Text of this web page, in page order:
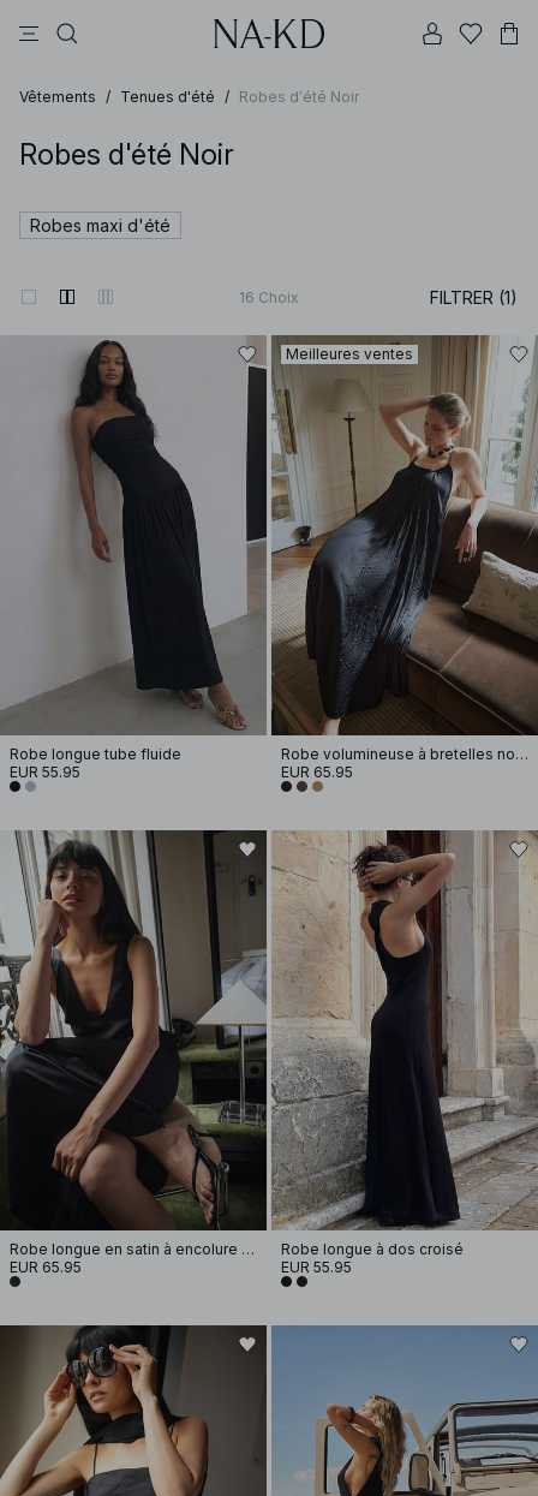
Vêtements / Tenues d'été / Robes d'été Noir
Robes d'été Noir
Robes maxi d'été
16 Choix FILTRER (1)
Robe longue tube fluide
EUR 55.95
Meilleures ventes
Robe volumineuse à bretelles nouées
EUR 65.95
Robe longue en satin à encolure ronde
EUR 65.95
Robe longue à dos croisé
EUR 55.95